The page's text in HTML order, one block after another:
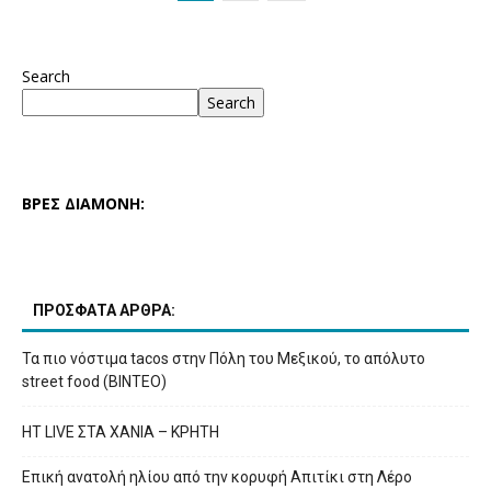
Search
Search
ΒΡΕΣ ΔΙΑΜΟΝΗ:
ΠΡΟΣΦΑΤΑ ΑΡΘΡΑ:
Τα πιο νόστιμα tacos στην Πόλη του Μεξικού, το απόλυτο
street food (ΒΙΝΤΕΟ)
HT LIVE ΣΤΑ ΧΑΝΙΑ – ΚΡΗΤΗ
Επική ανατολή ηλίου από την κορυφή Απιτίκι στη Λέρο